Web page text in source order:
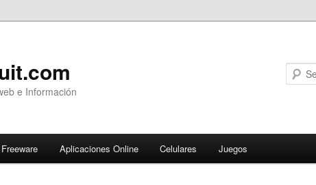
e Información
Freeware Aplicaciones Online Celulares Juegos